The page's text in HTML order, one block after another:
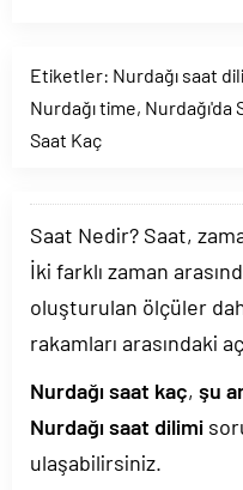
Etiketler: Nurdağı saat
Nurdağı time, Nurdağı'da
Saat Kaç
Saat Nedir? Saat,
İki farklı zaman
oluşturulan ölçüler
rakamları arasındaki
Nurdağı saat kaç, şu
Nurdağı saat dilimi
ulaşabilirsiniz.